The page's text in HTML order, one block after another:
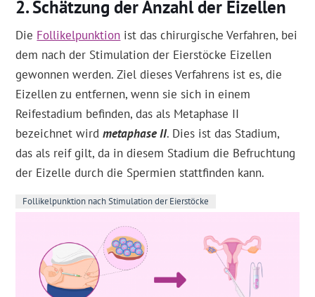
Schätzung der Anzahl der Eizellen
Die Follikelpunktion ist das chirurgische Verfahren, bei
dem nach der Stimulation der Eierstöcke Eizellen
gewonnen werden. Ziel dieses Verfahrens ist es, die
Eizellen zu entfernen, wenn sie sich in einem
Reifestadium befinden, das als Metaphase II
bezeichnet wirdmetaphase II. Dies ist das Stadium,
das als reif gilt, da in diesem Stadium die Befruchtung
der Eizelle durch die Spermien stattfinden kann.
Follikelpunktion nach Stimulation der Eierstöcke